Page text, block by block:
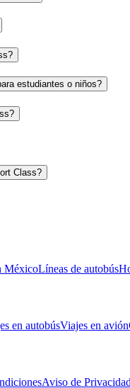
estudiantes o niños?
Class?
MéxicoLíneas de autobús
en autobúsViajes en avión
Aviso de Privacidad